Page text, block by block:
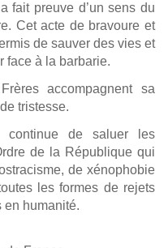
fait preuve d’un sens du
Cet acte de bravoure et
de sauver des vies et
face à la barbarie.
accompagnent sa
tristesse.
continue de saluer les
de la République qui
de xénophobie
les formes de rejets
humanité.